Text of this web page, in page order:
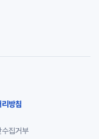
방침
수집거부